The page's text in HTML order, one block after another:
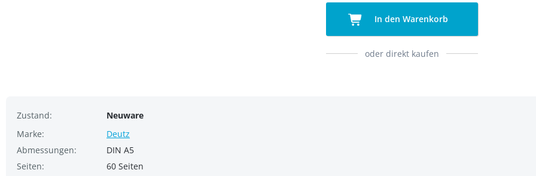
In den Warenkorb
oder direkt kaufen
Zustand:
Neuware
Marke:
Deutz
Abmessungen:
DIN A5
Seiten:
60 Seiten